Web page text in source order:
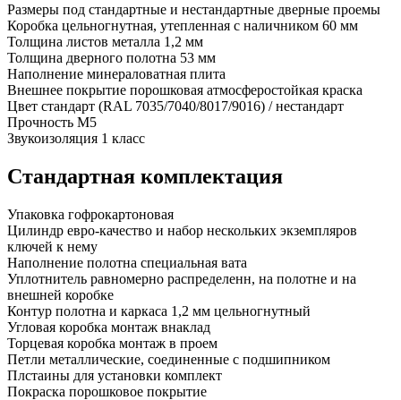
Размеры под стандартные и нестандартные дверные проемы
Коробка цельногнутная, утепленная с наличником 60 мм
Толщина листов металла 1,2 мм
Толщина дверного полотна 53 мм
Наполнение минераловатная плита
Внешнее покрытие порошковая атмосферостойкая краска
Цвет стандарт (RAL 7035/7040/8017/9016) / нестандарт
Прочность М5
Звукоизоляция 1 класс
Стандартная комплектация
Упаковка гофрокартоновая
Цилиндр евро-качество и набор нескольких экземпляров
ключей к нему
Наполнение полотна специальная вата
Уплотнитель равномерно распределенн, на полотне и на
внешней коробке
Контур полотна и каркаса 1,2 мм цельногнутный
Угловая коробка монтаж внаклад
Торцевая коробка монтаж в проем
Петли металлические, соединенные с подшипником
Плстаины для установки комплект
Покраска порошковое покрытие